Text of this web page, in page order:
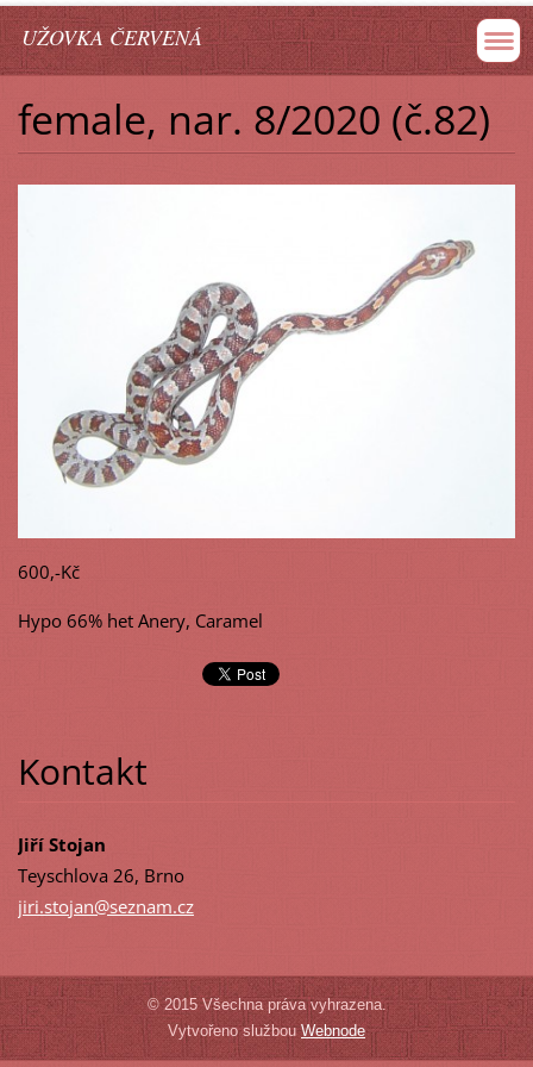
UŽOVKA ČERVENÁ
female, nar. 8/2020 (č.82)
600,-Kč
Hypo 66% het Anery, Caramel
Kontakt
Jiří Stojan
Teyschlova 26, Brno
jiri.stojan@seznam.cz
© 2015 Všechna práva vyhrazena.
Vytvořeno službouWebnode